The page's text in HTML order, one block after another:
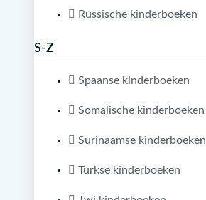
Russische kinderboeken
S-Z
Spaanse kinderboeken
Somalische kinderboeken
Surinaamse kinderboeken
Turkse kinderboeken